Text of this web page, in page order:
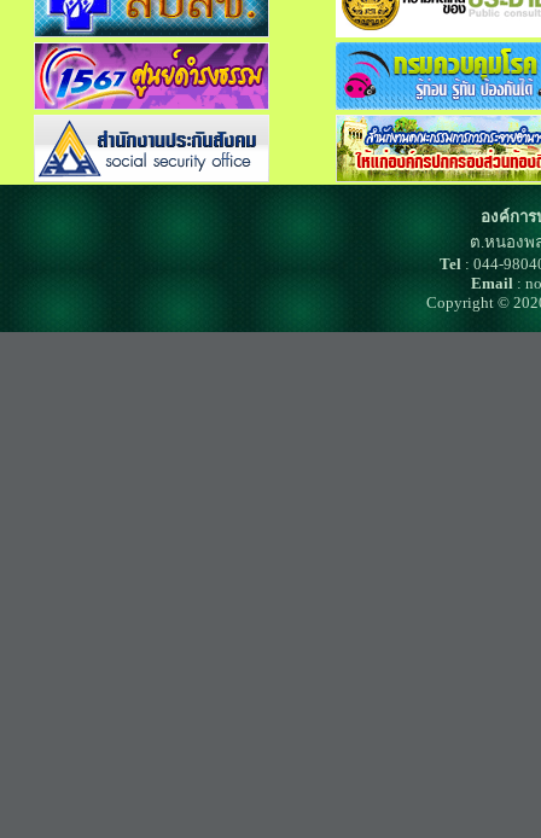
องค์กา
ต.หนองพ
Tel: 044-
Email :
Copyright ©